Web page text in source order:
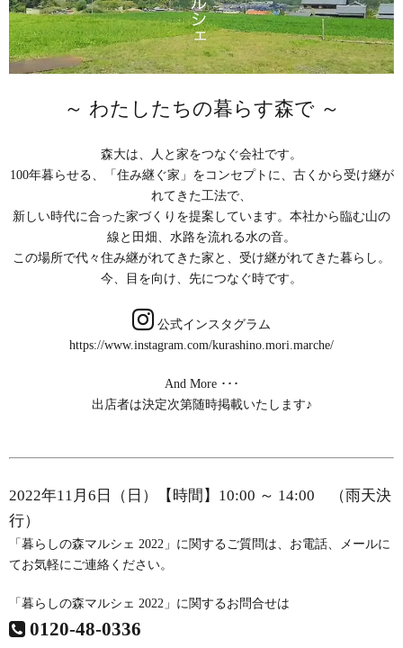
～ わたしたちの暮らす森で ～
森大は、人と家をつなぐ会社です。
100年暮らせる、「住み継ぐ家」をコンセプトに、古くから受け継が
れてきた工法で、
新しい時代に合った家づくりを提案しています。本社から臨む山の
線と田畑、水路を流れる水の音。
この場所で代々住み継がれてきた家と、受け継がれてきた暮らし。
今、目を向け、先につなぐ時です。
公式インスタグラム
https://www.instagram.com/kurashino.mori.marche/
And More ･･･
出店者は決定次第随時掲載いたします♪
2022年11月6日（日）【時間】10:00 ～ 14:00 （雨天決
行）
「暮らしの森マルシェ 2022」に関するご質問は、お電話、メールに
てお気軽にご連絡ください。
「暮らしの森マルシェ 2022」に関するお問合せは
0120-48-0336